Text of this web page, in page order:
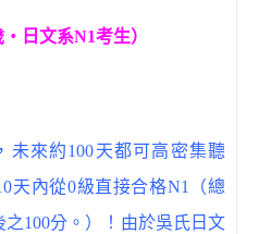
日文系N1考生）
來約100天都可高密集聽
天內從0級直接合格N1（總
100分。）！由於吳氏日文